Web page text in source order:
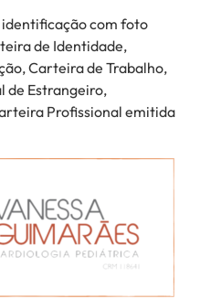
com foto
de Identidade,
Carteira de Trabalho,
de Estrangeiro,
Profissional emitida